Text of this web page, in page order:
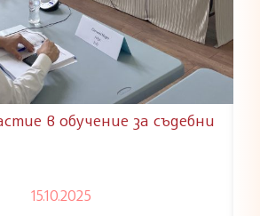
в обучение за съдебни
15.10.2025